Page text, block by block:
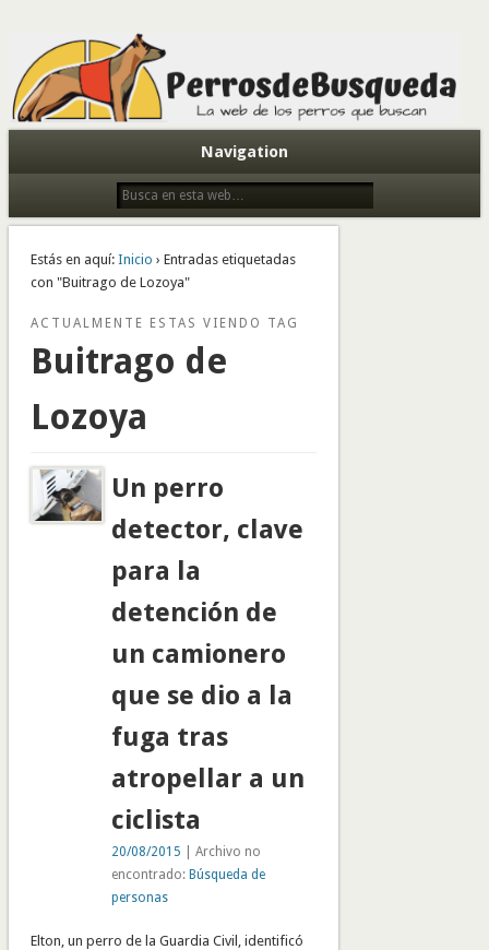
Todo sobre perros de búsqueda y detectores
Navigation
Estás en aquí: Inicio › Entradas etiquetadas
con "Buitrago de Lozoya"
ACTUALMENTE ESTAS VIENDO TAG
Buitrago de
Lozoya
Un perro
detector, clave
para la
detención de
un camionero
que se dio a la
fuga tras
atropellar a un
ciclista
20/08/2015 | Archivo no
encontrado: Búsqueda de
personas
Elton, un perro de la Guardia Civil, identificó